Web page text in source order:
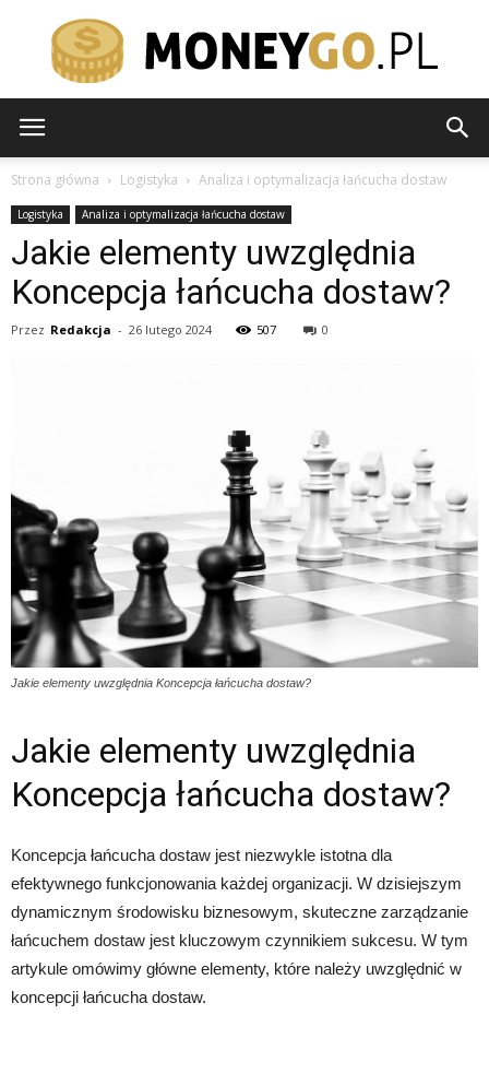
Strona główna Logistyka Analiza i optymalizacja łańcucha dostaw
Logistyka Analiza i optymalizacja łańcucha dostaw
Jakie elementy uwzględnia
Koncepcja łańcucha dostaw?
Przez Redakcja - 26 lutego 2024 507 0
Jakie elementy uwzględnia Koncepcja łańcucha dostaw?
Jakie elementy uwzględnia
Koncepcja łańcucha dostaw?
Koncepcja łańcucha dostaw jest niezwykle istotna dla
efektywnego funkcjonowania każdej organizacji. W dzisiejszym
dynamicznym środowisku biznesowym, skuteczne zarządzanie
łańcuchem dostaw jest kluczowym czynnikiem sukcesu. W tym
artykule omówimy główne elementy, które należy uwzględnić w
koncepcji łańcucha dostaw.